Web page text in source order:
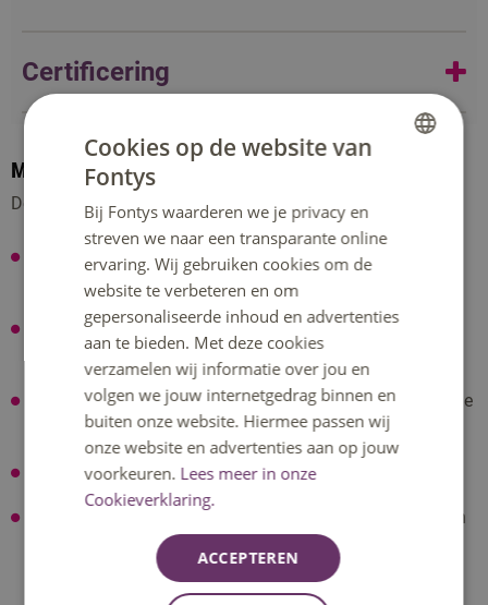
Certificering
Je krijgt na het afronden van de cursus een 'Bewijs van
deelname'. Hiervoor moet je wel minimaal vier van de vijf
lesmomenten aanwezig zijn.
Meerwaarde
Deze cursus: :
Helpt je bij het ontwikkelen van jouw professionele
houding.
Leert je omgaan met professionele standaarden, wet en
Helpt je duidelijk te maken en uit te leggen wat jouw visie
is op het beroep.
Geeft je nieuwe invalshoeken.
Laat je stilstaan bij "waarom doe ik dit werk eigenlijk" en
ga je terug naar jouw eigen motivatie.
Cookies op de website van
Fontys
Bij Fontys waarderen we je privacy en
streven we naar een transparante online
ervaring. Wij gebruiken cookies om de
website te verbeteren en om
gepersonaliseerde inhoud en advertenties
aan te bieden. Met deze cookies
verzamelen wij informatie over jou en
volgen we jouw internetgedrag binnen en
buiten onze website. Hiermee passen wij
onze website en advertenties aan op jouw
voorkeuren. Lees meer in onze
Cookieverklaring.
ACCEPTEREN